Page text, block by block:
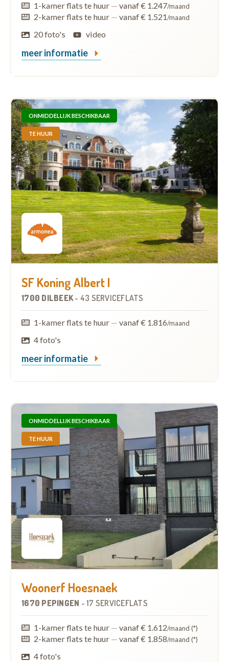
1-kamer flats te huur — vanaf € 1.247/maand
2-kamer flats te huur — vanaf € 1.521/maand
20 foto's video
meer informatie
ONMIDDELLIJK BESCHIKBAAR
TE HUUR
SF Koning Albert I
1700 DILBEEK- 43 SERVICEFLATS
1-kamer flats te huur — vanaf € 1.816/maand
4 foto's
meer informatie
ONMIDDELLIJK BESCHIKBAAR
TE HUUR
Woonerf Hoesnaek
1670 PEPINGEN - 17 SERVICEFLATS
1-kamer flats te huur — vanaf € 1.612/maand (*)
2-kamer flats te huur — vanaf € 1.858/maand (*)
4 foto's